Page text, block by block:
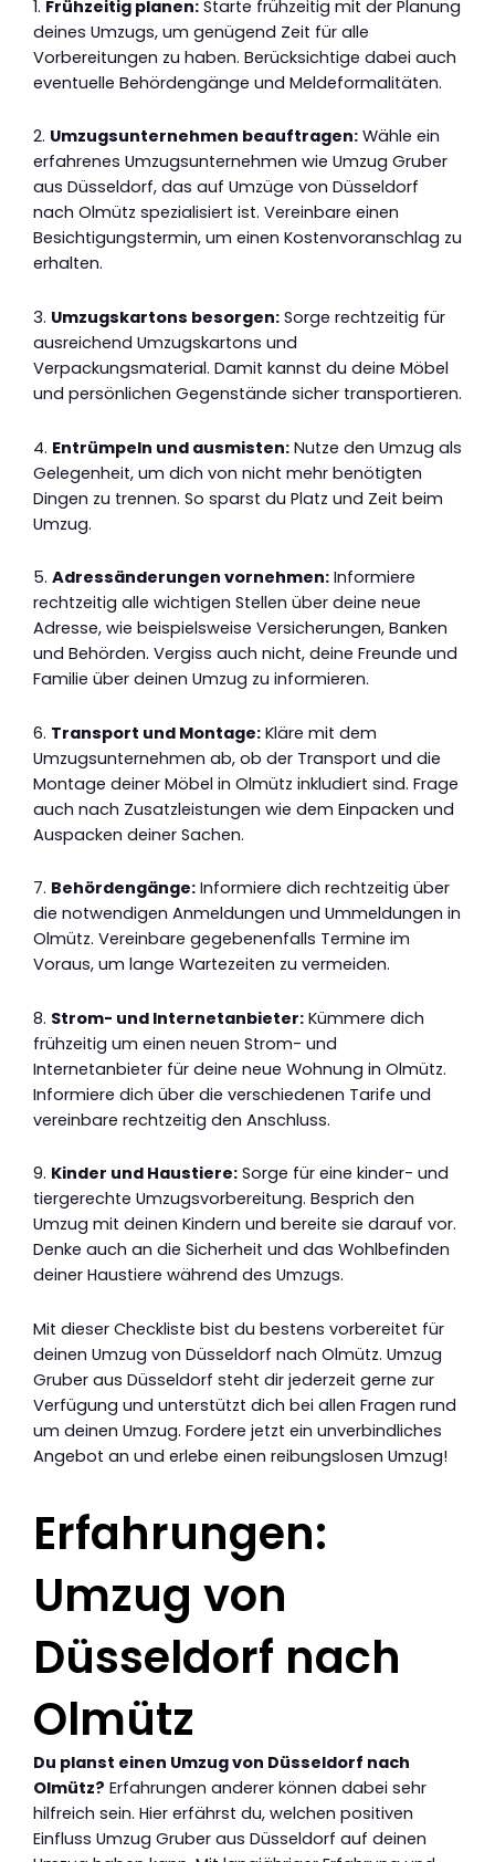
1. Frühzeitig planen: Starte frühzeitig mit der Planung
deines Umzugs, um genügend Zeit für alle
Vorbereitungen zu haben. Berücksichtige dabei auch
eventuelle Behördengänge und Meldeformalitäten.
2. Umzugsunternehmen beauftragen: Wähle ein
erfahrenes Umzugsunternehmen wie Umzug Gruber
aus Düsseldorf, das auf Umzüge von Düsseldorf
nach Olmütz spezialisiert ist. Vereinbare einen
Besichtigungstermin, um einen Kostenvoranschlag zu
erhalten.
3. Umzugskartons besorgen: Sorge rechtzeitig für
ausreichend Umzugskartons und
Verpackungsmaterial. Damit kannst du deine Möbel
und persönlichen Gegenstände sicher transportieren.
4. Entrümpeln und ausmisten: Nutze den Umzug als
Gelegenheit, um dich von nicht mehr benötigten
Dingen zu trennen. So sparst du Platz und Zeit beim
Umzug.
5. Adressänderungen vornehmen: Informiere
rechtzeitig alle wichtigen Stellen über deine neue
Adresse, wie beispielsweise Versicherungen, Banken
und Behörden. Vergiss auch nicht, deine Freunde und
Familie über deinen Umzug zu informieren.
6. Transport und Montage: Kläre mit dem
Umzugsunternehmen ab, ob der Transport und die
Montage deiner Möbel in Olmütz inkludiert sind. Frage
auch nach Zusatzleistungen wie dem Einpacken und
Auspacken deiner Sachen.
7. Behördengänge: Informiere dich rechtzeitig über
die notwendigen Anmeldungen und Ummeldungen in
Olmütz. Vereinbare gegebenenfalls Termine im
Voraus, um lange Wartezeiten zu vermeiden.
8. Strom- und Internetanbieter: Kümmere dich
frühzeitig um einen neuen Strom- und
Internetanbieter für deine neue Wohnung in Olmütz.
Informiere dich über die verschiedenen Tarife und
vereinbare rechtzeitig den Anschluss.
9. Kinder und Haustiere: Sorge für eine kinder- und
tiergerechte Umzugsvorbereitung. Besprich den
Umzug mit deinen Kindern und bereite sie darauf vor.
Denke auch an die Sicherheit und das Wohlbefinden
deiner Haustiere während des Umzugs.
Mit dieser Checkliste bist du bestens vorbereitet für
deinen Umzug von Düsseldorf nach Olmütz. Umzug
Gruber aus Düsseldorf steht dir jederzeit gerne zur
Verfügung und unterstützt dich bei allen Fragen rund
um deinen Umzug. Fordere jetzt ein unverbindliches
Angebot an und erlebe einen reibungslosen Umzug!
Erfahrungen:
Umzug von
Düsseldorf nach
Olmütz
Du planst einen Umzug von Düsseldorf nach
Olmütz? Erfahrungen anderer können dabei sehr
hilfreich sein. Hier erfährst du, welchen positiven
Einfluss Umzug Gruber aus Düsseldorf auf deinen